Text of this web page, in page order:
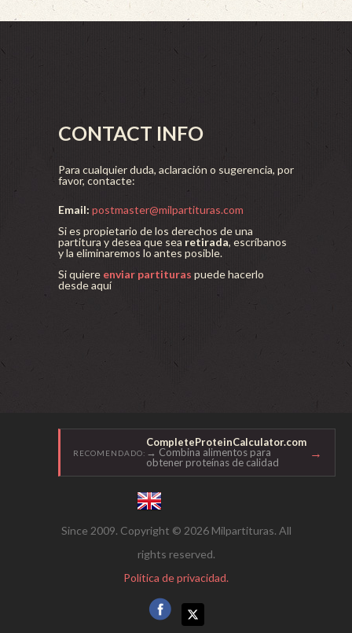
CONTACT INFO
Para cualquier duda, aclaración o sugerencia, por
favor, contacte:
Email: postmaster@milpartituras.com
Si es propietario de los derechos de una
partitura y desea que sea retirada, escríbanos
y la eliminaremos lo antes posible.
Si quiere enviar partituras puede hacerlo
desde aquí
RECOMENDADO:
CompleteProteinCalculator.com
→ Combina alimentos para
obtener proteínas de calidad
→
Since 2009. Copyright © 2026 Milpartituras. All
rights reserved.
Política de privacidad.